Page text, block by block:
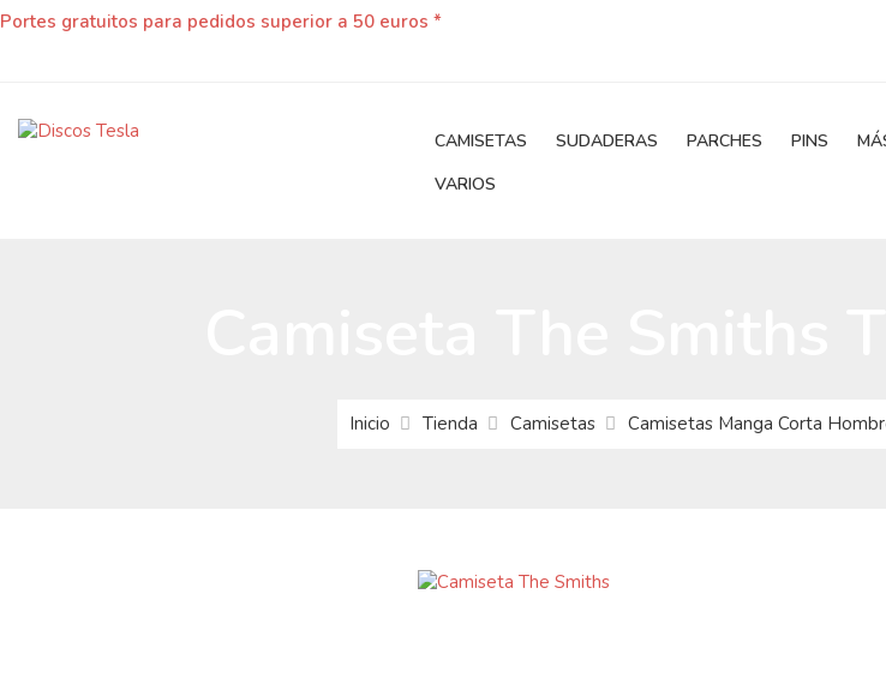
Portes gratuitos para pedidos superior a 50 euros *
CAMISETAS SUDADERAS PARCHES PINS
VARIOS
Inicio Tienda Camisetas Camisetas Manga Corta